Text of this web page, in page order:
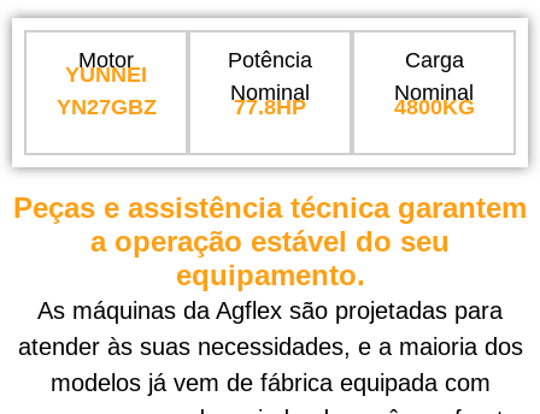
Motor
YUNNEI
YN27GBZ
Potência
Nominal
77.8HP
Carga
Nominal
4800KG
Peças e assistência técnica garantem
a operação estável do seu
equipamento.
As máquinas da Agflex são projetadas para
atender às suas necessidades, e a maioria dos
modelos já vem de fábrica equipada com